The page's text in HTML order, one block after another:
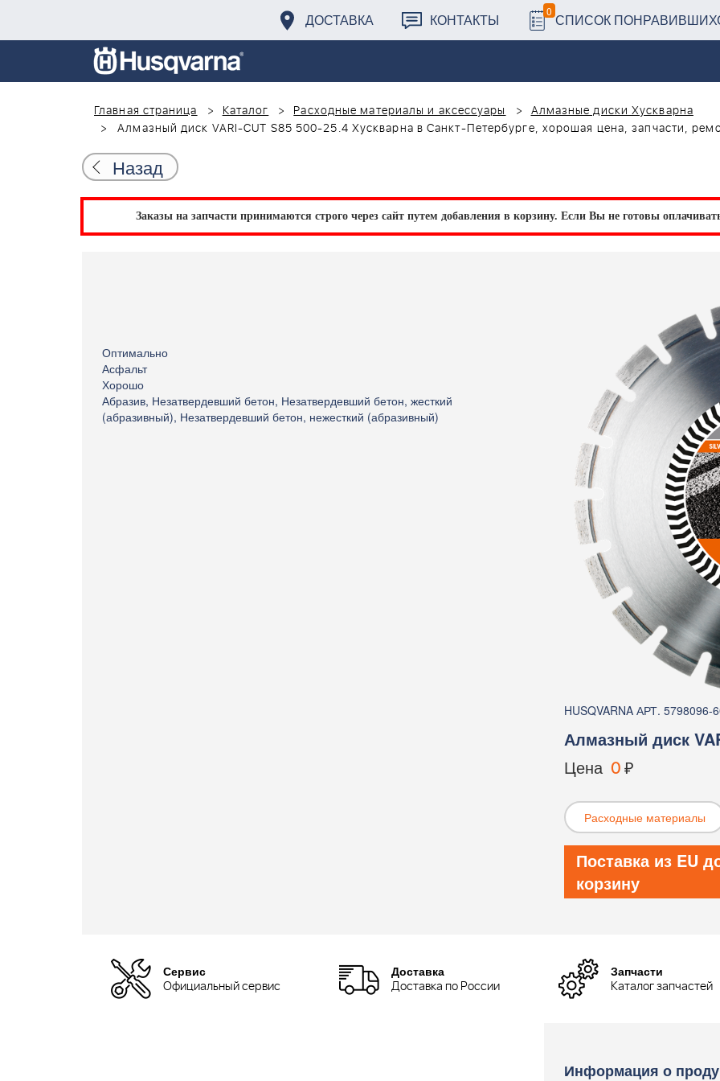
ДОСТАВКА КОНТАКТЫ 0 СПИСОК
Главная страница Каталог Расходные материалы и аксессуары
Алмазные диски Хускварна
Алмазный диск VARI-CUT S85 500-25.4 Хускварна в Санкт-Петербурге, хорошая цена, запчасти,
Назад
Заказы на запчасти принимаются строго через сайт путем добавления в корзину. Если Вы не готовы
Оптимально
Асфальт
Хорошо
Абразив, Незатвердевший бетон, Незатвердевший бетон, жесткий
(абразивный), Незатвердевший бетон, нежесткий (абразивный)
HUSQVARNA АРТ. 5798096-
Алмазный диск
Цена 0₽
Расходные материалы
Поставка из EU
корзину
Сервис
Официальный сервис
Доставка
Доставка по России
Запчасти
Каталог запчастей
Информация о